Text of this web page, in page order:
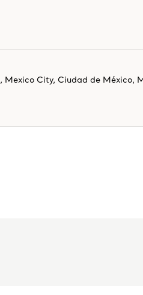
, Mexico City, Ciudad de México,